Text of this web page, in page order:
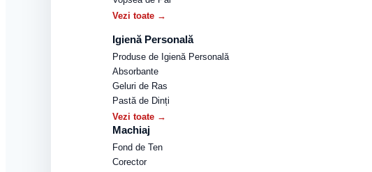
Vezi toate →
Igienă Personală
Produse de Igienă Personală
Absorbante
Geluri de Ras
Pastă de Dinți
Vezi toate →
Machiaj
Fond de Ten
Corector